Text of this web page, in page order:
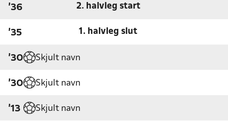
'36 2. halvleg start
'35 1. halvleg slut
'30 Skjult navn
'30 Skjult navn
'13 Skjult navn